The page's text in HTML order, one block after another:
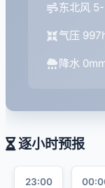
东北风
气压
降水
逐小时预报
23:00